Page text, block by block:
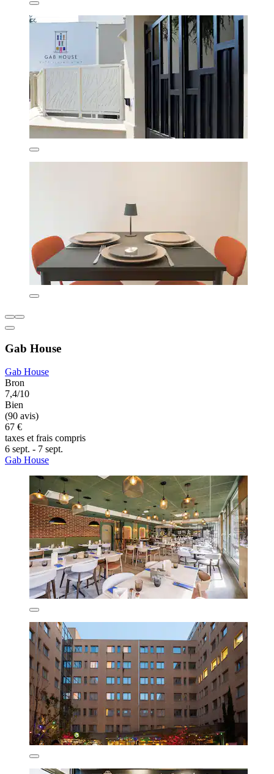
Gab House
Gab House
Bron
7,4/10
Bien
(90 avis)
67 €
taxes et frais compris
6 sept. - 7 sept.
Gab House